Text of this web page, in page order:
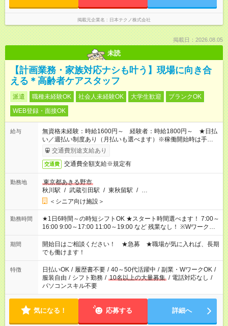
掲載元企業名 日本テクノ株式会社
掲載日：2026.08.05
未読
【計画業務・家族対応ナシも叶う】現場に向き合
える＊高齢者ケアスタッフ
派遣 職種未経験OK 社会人未経験OK 大学生歓迎
ブランクOK
WEB登録・面接OK
給与
無資格未経験：時給1600円～ 経験者：時給1800円～ ★日払
い／週払い制度あり（月払いも選べます）※稼働開始時は手続き
完了次第のお支払いとなります。
交通費別途支給あり
交通費 交通費全額支給※規定有
勤務地
東京都あきる野市
秋川駅 / 武蔵引田駅 / 東秋留駅 / …
＜シニア向け施設＞
勤務時間
★1日6時間～の時短シフトOK ★スタート時間選べます！ 7:00～
16:00 9:00～17:00 11:00～19:00 など 残業なし！ ※Wワークの
場合、他のお仕事と合わせ週40時間超の就業はご案内できませ
ん ※法令に基づき、週20時間以上勤務は社会保険への加入対象
となります ※労働者派遣法（日雇い派遣の原則禁止）により、
短時間・短期間の就業はご案内が難しい場合があります
期間
開始日はご相談ください！ ★急募 ★職場が気に入れば、長期
でも働けます！
特徴 日払いOK / 履歴書不要 / 40～50代活躍中 / 副業・WワークOK /
服装自由 / シフト勤務 / 10名以上の大量募集 / 電話対応なし /
パソコンスキル不要
気になる！ 応募する 詳細へ